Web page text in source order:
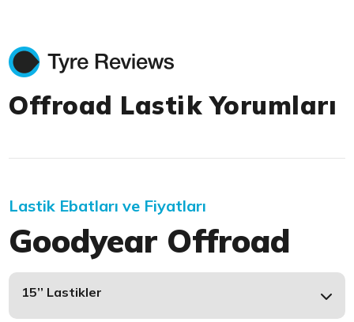
Offroad Lastik Yorumları
Lastik Ebatları ve Fiyatları
Goodyear Offroad
15’’ Lastikler